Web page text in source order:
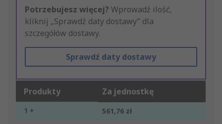
Potrzebujesz więcej? Wprowadź ilość,
kliknij „Sprawdź daty dostawy” dla
szczegółów dostawy.
Sprawdź daty dostawy
Produkty Za jednostkę
1 + 561,76 zł